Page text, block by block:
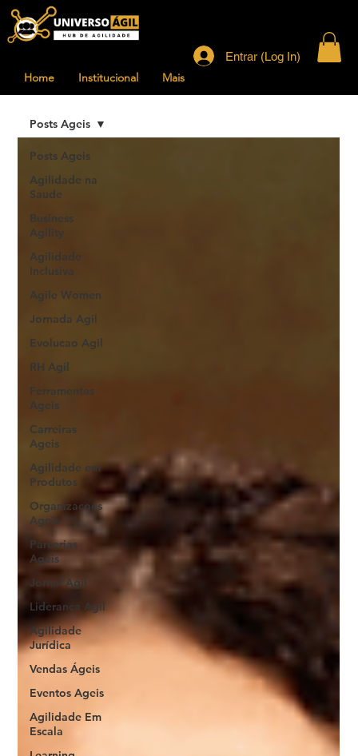
Home Institucional Mais
Entrar (Log In)
Posts Ageis
Agilidade na
Saude
Business
Agility
Agilidade
Inclusiva
Agile Women
Jornada Agil
Evolucao Agil
RH Agil
Ferramentas
Ageis
Carreiras
Ageis
Agilidade em
Produtos
Organizacoes
Ageis
Parcerias
Ageis
Jornal Agil
Lideranca Agil
Agilidade
Jurídica
Vendas Ágeis
Eventos Ageis
Agilidade Em
Escala
Posts Ageis